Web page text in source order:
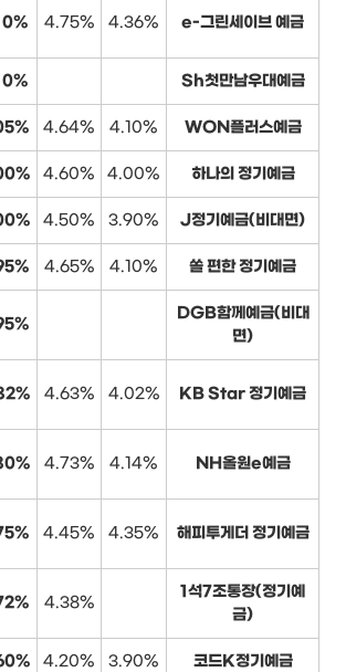
4.75% 4.36% e-그린세이브 예금
Sh첫만남우대예금
4.64% 4.10% WON플러스예금
4.60% 4.00% 하나의 정기예금
4.50% 3.90% J정기예금(비대면)
4.65% 4.10% 쏠 편한 정기예금
DGB함께예금(비대
면)
4.63% 4.02% KB Star 정기예금
4.73% 4.14% NH올원e예금
4.45% 4.35% 해피투게더 정기예금
4.38%
1석7조통장(정기예
금)
4.20% 3.90% 코드K정기예금